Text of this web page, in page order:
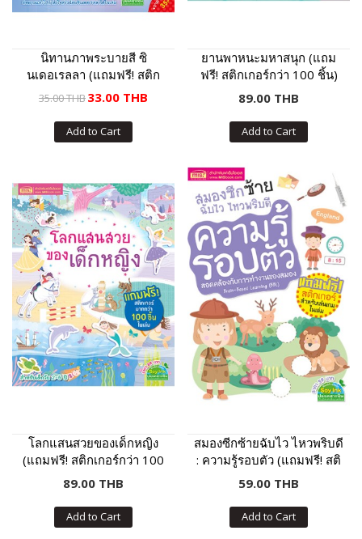
นิทานภาพระบายสี ซิ
นเดอเรลลา (แถมฟรี! สติก
เกอร์)
35.00 THB33.00 THB
Add to Cart
ยานพาหนะมหาสนุก (แถม
ฟรี! สติกเกอร์กว่า 100 ชิ้น)
89.00 THB
Add to Cart
โลกแสนสวยของเด็กหญิง
(แถมฟรี! สติกเกอร์กว่า 100
ชิ้น)
89.00 THB
Add to Cart
สมองซีกซ้ายฉับไว ไหวพริบดี
: ความรู้รอบตัว (แถมฟรี! สติ
กเกอร์)
59.00 THB
Add to Cart